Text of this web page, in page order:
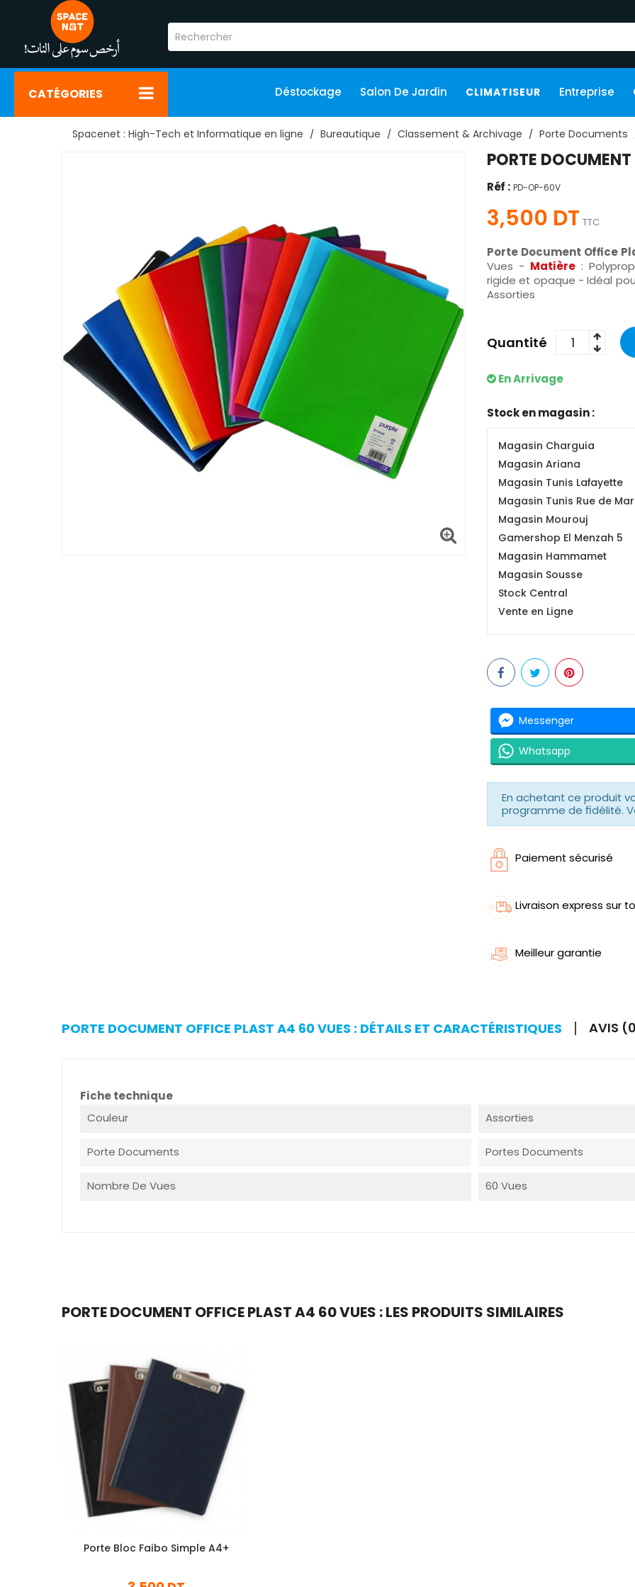
CATÉGORIES Déstockage Salon De Jardin CLIMATISEUR Entreprise
Spacenet : High-Tech et Informatique en ligne Bureautique Classement & Archivage Porte Documents
PORTE
Réf : PD-OP-60V
3,500 DT TTC
Porte Document Office
Vues - Matière :
rigide et opaque - Idéal
Assorties
Quantité
En Arrivage
Stock en magasin :
Magasin Charguia
Magasin Ariana
Magasin Tunis Lafayette
Magasin Tunis Rue de
Magasin Mourouj
Gamershop El Menzah 5
Magasin Hammamet
Magasin Sousse
Stock Central
Vente en Ligne
Messenger
Whatsapp
En achetant ce produit
programme de fidélité.
Paiement sécurisé
Livraison express sur
Meilleur garantie
PORTE DOCUMENT OFFICE PLAST A4 60 VUES : DÉTAILS ET CARACTÉRISTIQUES AVIS
Fiche technique
Couleur
Assorties
Porte Documents Portes Documents
Nombre De Vues 60 Vues
PORTE DOCUMENT OFFICE PLAST A4 60 VUES : LES PRODUITS SIMILAIRES
Porte Bloc Faibo Simple A4+